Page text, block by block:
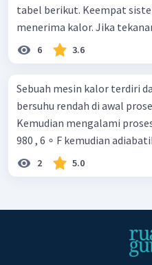
tabel berikut. Keempat sistem melakukan usaha dan
menerima kalor. Jika
6 3.6
Sebuah mesin kalor terdiri
bersuhu rendah di awal
Kemudian mengalami
980 , 6 ∘ F kemudian
2 5.0